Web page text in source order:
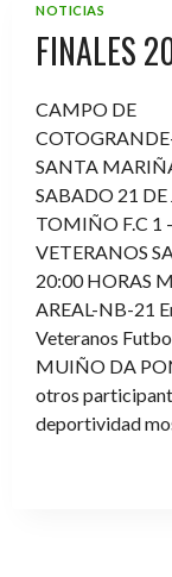
NOTICIAS
FINALES
CAMPO DE
SANTA
SABADO 21
TOMIÑO F.C 1
VETERANOS
20:00 HORAS
AREAL-NB-21
Veteranos
MUIÑO DA
otros
deportividad